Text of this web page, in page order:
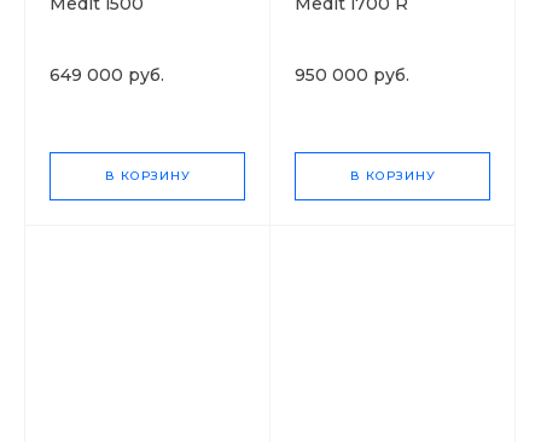
649 000 руб.
В КОРЗИНУ
950 000 руб.
В КОРЗИНУ